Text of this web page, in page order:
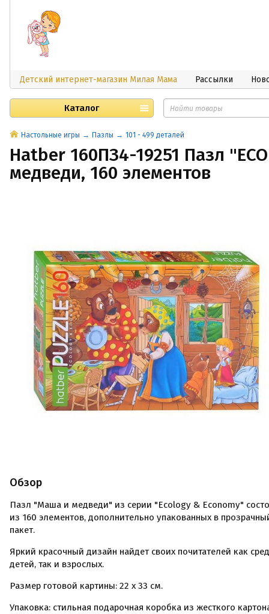
Детский интернет-магазин Милая Мама Рассылки
Каталог
Настольные игры Пазлы 101 - 499 деталей
Hatber 160ПЗ4-19251 Пазл
медведи, 160 элементов
Обзор
Пазл "Маша и медведи" из серии "Ecology & Economy"
из 160 элементов, дополнительно упакованных в
пакет.
Яркий красочный дизайн найдет своих почитателей как
детей, так и взрослых.
Размер готовой картины: 22 х 33 см.
Упаковка: стильная подарочная коробка из жесткого